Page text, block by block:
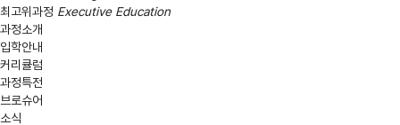
최고위과정 Executive Education
과정소개
입학안내
커리큘럼
과정특전
브로슈어
소식